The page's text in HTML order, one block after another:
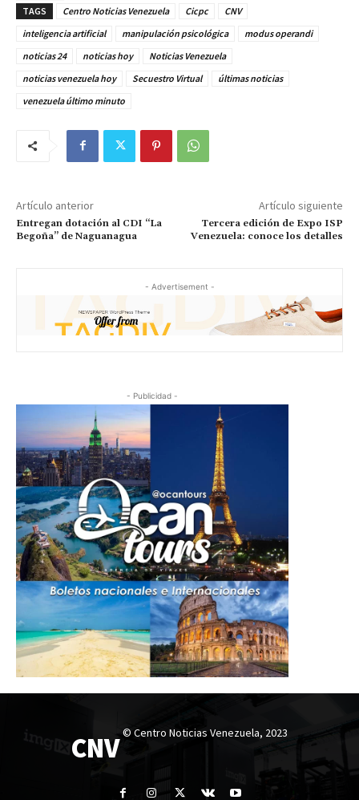
TAGS
Centro Noticias Venezuela Cicpc
CNV
inteligencia artificial
manipulación psicológica
modus operandi
noticias 24
noticias hoy
Noticias Venezuela
noticias venezuela hoy
Secuestro Virtual
últimas noticias
venezuela último minuto
Artículo anterior
Entregan dotación al CDI “La
Begoña” de Naguanagua
Artículo siguiente
Tercera edición de Expo ISP
Venezuela: conoce los detalles
- Advertisement -
- Publicidad -
CNV © Centro Noticias Venezuela, 2023